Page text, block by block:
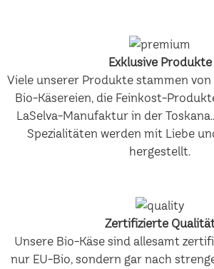
Exklusive Produkte
Viele unserer Produkte stammen
Bio-Käsereien, die Feinkost-
LaSelva-Manufaktur in der
Spezialitäten werden mit Liebe
hergestellt.
Zertifizierte
Unsere Bio-Käse sind allesamt
nur EU-Bio, sondern gar nach